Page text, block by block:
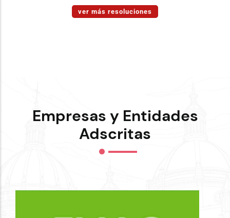
ver más resoluciones
Empresas y Entidades
Adscritas